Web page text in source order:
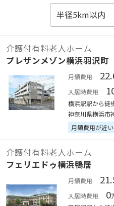
介護付有料老人ホーム
プレザンメゾン横浜羽沢町
月額費用
入居時費用
横浜駅駅から徒
神奈川県横浜市
月額費用が近い
介護付有料老人ホーム
フェリエドゥ横浜鴨居
月額費用
入居時費用
0